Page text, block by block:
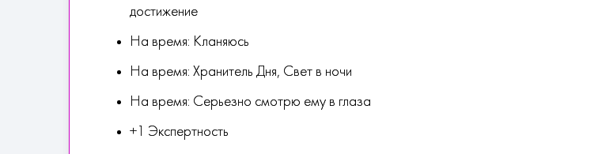
достижение
На время: Кланяюсь
На время: Хранитель Дня, Свет в ночи
На время: Серьезно смотрю ему в глаза
+1 Экспертность